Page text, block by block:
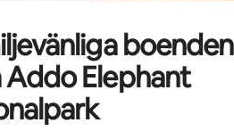
boenden
Addo Elephant